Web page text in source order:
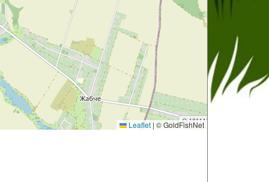
Leaflet | © GoldFishNet